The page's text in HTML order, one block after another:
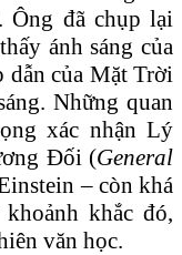
Ông đã chụp lại
ánh sáng của
dẫn của Mặt Trời
Những quan
xác nhận Lý
Đối (General
– còn khá
khắc đó,
văn học.